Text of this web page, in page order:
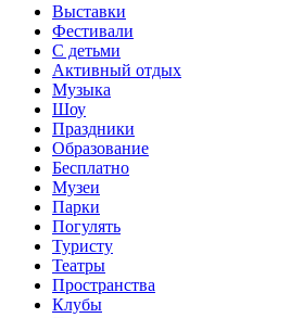
Выставки
Фестивали
С детьми
Активный отдых
Музыка
Шоу
Праздники
Образование
Бесплатно
Музеи
Парки
Погулять
Туристу
Театры
Пространства
Клубы